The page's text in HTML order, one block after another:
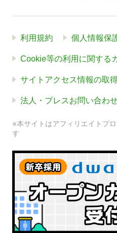
利用規約 個人情報保
Cookie等の利用に関する
サイトアクセス情報の取
法人・プレスお問い合わ
※本サイトはアフィリエイトプ
す